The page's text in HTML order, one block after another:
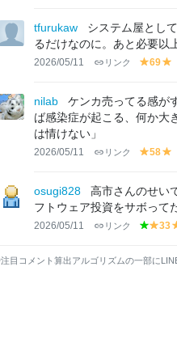
e
e
n
lo
w
tfurukaw
システム屋とし
るだけなのに。あと必要以
2026/05/11 リンク
y
lo
w
69
lo
w
nilab
ケンカ売ってる感が
ば感染症が起こる、何か大
は情けない」
2026/05/11 リンク
y
lo
w
58
lo
w
osugi828
高市さんのせい
フトウェア投資をサボって
2026/05/11 リンク
g
e
y
lo
33
注目コメント算出アルゴリズムの一部に